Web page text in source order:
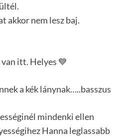
akkor nem lesz baj.
itt. Helyes 💙
a kék lánynak…..basszus
mindenki ellen
Hanna leglassabb